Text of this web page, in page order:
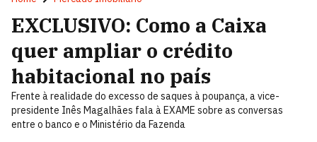
EXCLUSIVO: Como a Caixa
quer ampliar o crédito
habitacional no país
Frente à realidade do excesso de saques à poupança, a vice-
presidente Inês Magalhães fala à EXAME sobre as conversas
entre o banco e o Ministério da Fazenda